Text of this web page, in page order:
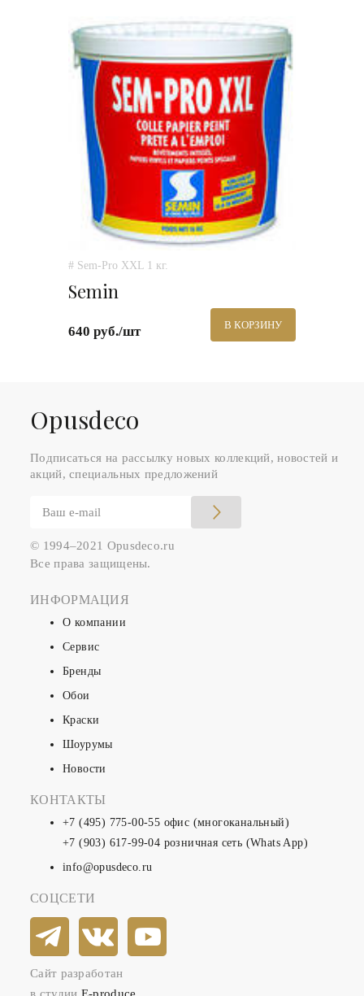
# Sem-Pro XXL 1 кг.
Semin
640 руб./шт В КОРЗИНУ
Оpusdeco
Подписаться на рассылку новых коллекций, новостей и
акций, специальных предложений
© 1994–2021 Opusdeco.ru
Все права защищены.
ИНФОРМАЦИЯ
О компании
Сервис
Бренды
Обои
Краски
Шоурумы
Новости
КОНТАКТЫ
+7 (495) 775-00-55 офис (многоканальный)
+7 (903) 617-99-04 розничная сеть (Whats App)
info@opusdeco.ru
СОЦСЕТИ
Сайт разработан